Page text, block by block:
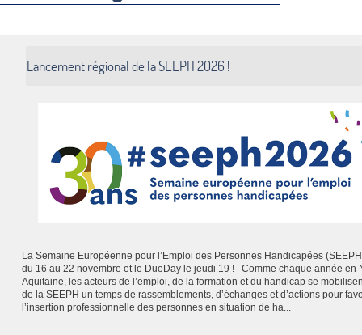
Lancement régional de la SEEPH 2026 !
La Semaine Européenne pour l’Emploi des Personnes Handicapées
du 16 au 22 novembre et le DuoDay le jeudi 19 ! Comme chaque année en
Aquitaine, les acteurs de l’emploi, de la formation et du handicap se
de la SEEPH un temps de rassemblements, d’échanges et d’actions pour
l’insertion professionnelle des personnes en situation de ha...